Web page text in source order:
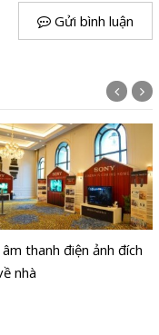
Gửi bình luận
thanh điện ảnh đích
nhà